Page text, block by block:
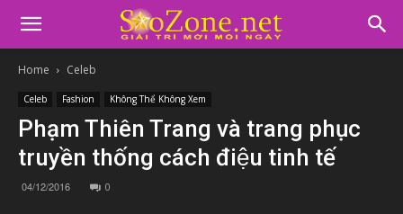
Home Celeb
Celeb Fashion Không Thể Không Xem
Phạm Thiên Trang và trang phục
truyền thống cách điệu tinh tế
04/12/2016 0